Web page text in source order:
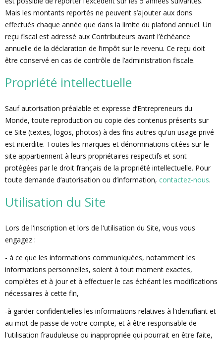
Mais les montants reportés ne peuvent s’ajouter aux dons
effectués chaque année que dans la limite du plafond annuel. Un
reçu fiscal est adressé aux Contributeurs avant l’échéance
annuelle de la déclaration de l’impôt sur le revenu. Ce reçu doit
être conservé en cas de contrôle de l’administration fiscale.
Propriété intellectuelle
Sauf autorisation préalable et expresse d’Entrepreneurs du
Monde, toute reproduction ou copie des contenus présents sur
ce Site (textes, logos, photos) à des fins autres qu'un usage privé
est interdite. Toutes les marques et dénominations citées sur le
site appartiennent à leurs propriétaires respectifs et sont
protégées par le droit français de la propriété intellectuelle. Pour
toute demande d’autorisation ou d’information, contactez-nous.
Utilisation du Site
Lors de l'inscription et lors de l'utilisation du Site, vous vous
engagez :
- à ce que les informations communiquées, notamment les
informations personnelles, soient à tout moment exactes,
complètes et à jour et à effectuer le cas échéant les modifications
nécessaires à cette fin,
-à garder confidentielles les informations relatives à l'identifiant et
au mot de passe de votre compte, et à être responsable de
l'utilisation frauduleuse ou inappropriée qui pourrait en être faite,